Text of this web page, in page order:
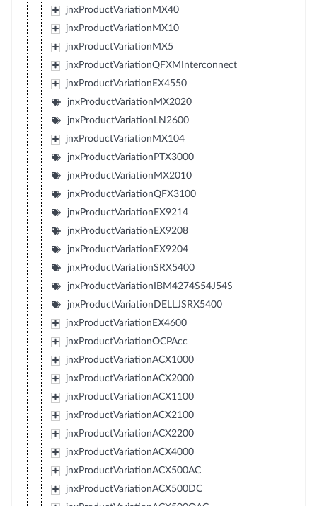
jnxProductVariationMX40
jnxProductVariationMX10
jnxProductVariationMX5
jnxProductVariationQFXMInterconnect
jnxProductVariationEX4550
jnxProductVariationMX2020
jnxProductVariationLN2600
jnxProductVariationMX104
jnxProductVariationPTX3000
jnxProductVariationMX2010
jnxProductVariationQFX3100
jnxProductVariationEX9214
jnxProductVariationEX9208
jnxProductVariationEX9204
jnxProductVariationSRX5400
jnxProductVariationIBM4274S54J54S
jnxProductVariationDELLJSRX5400
jnxProductVariationEX4600
jnxProductVariationOCPAcc
jnxProductVariationACX1000
jnxProductVariationACX2000
jnxProductVariationACX1100
jnxProductVariationACX2100
jnxProductVariationACX2200
jnxProductVariationACX4000
jnxProductVariationACX500AC
jnxProductVariationACX500DC